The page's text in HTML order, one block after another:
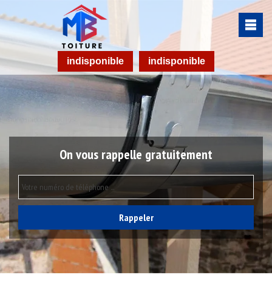
indisponible indisponible
On vous rappelle gratuitement